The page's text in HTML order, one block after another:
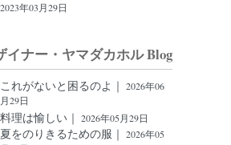
2023年03月29日
イナー・ヤマダカホル Blog
これがないと困るのよ｜ 2026年06
月29日
料理は愉しい｜ 2026年05月29日
夏をのりきるための服｜ 2026年05